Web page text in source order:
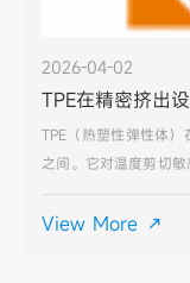
2026-04-02
TPE在精密挤出
TPE（热塑性弹性体
之间。它对温度剪切
要围绕表面质量和尺
题及排查方向：1. 表面
View More 